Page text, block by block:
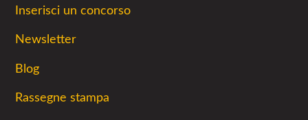
Inserisci un concorso
Newsletter
Blog
Rassegne stampa